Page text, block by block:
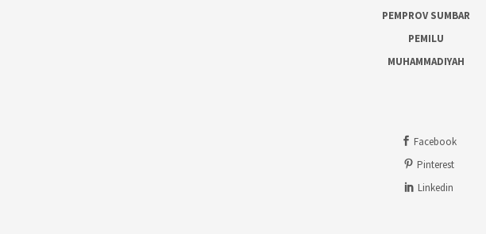
PEMPROV SUMBAR
PEMILU
MUHAMMADIYAH
Facebook
Pinterest
Linkedin